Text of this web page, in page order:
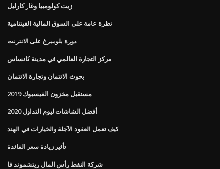
زيت كولومبيا وغاز كارليل
نظرة عامة على السوق المالية الفيتنامية
دورة بلومبرغ على الانترنت
مركز التجارة العالمي في مدينة كانساس
بحوث الائتمان وتجارة الائتمان
مستقبل مخزون الفيسبوك 2019
أفضل الشاشات ليوم التداول 2020
كيف تعمل العقود الآجلة والخيارات في الهند
تأثير زيادة سعر الفائدة
شركة النفط رأس المال ريتشموند فا